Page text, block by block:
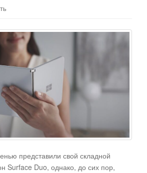
представили свой складной
Surface Duo, однако, до сих пор,